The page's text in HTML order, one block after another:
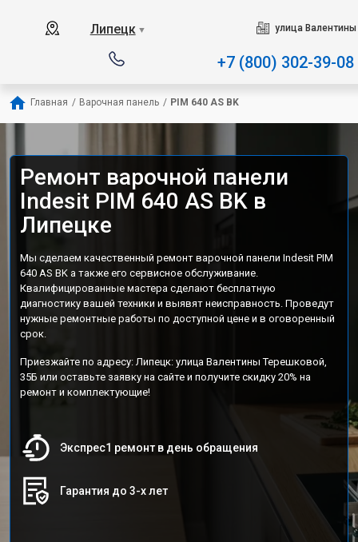
Липецк ▼ улица
+7 (800) 302-39-08
Главная / Варочная панель / PIM 640 AS BK
Ремонт варочной панели
Indesit PIM 640 AS BK в
Липецке
Мы сделаем качественный ремонт варочной панели Indesit PIM
640 AS BK а также его сервисное обслуживание.
Квалифицированные мастера сделают бесплатную
диагностику вашей техники и выявят неисправность. Проведут
нужные ремонтные работы по доступной цене и в оговоренный
срок.
Приезжайте по адресу: Липецк: улица Валентины Терешковой,
35Б или оставьте заявку на сайте и получите скидку 20% на
ремонт и комплектующие!
Экспрес1 ремонт в день обращения
Гарантия до 3-х лет